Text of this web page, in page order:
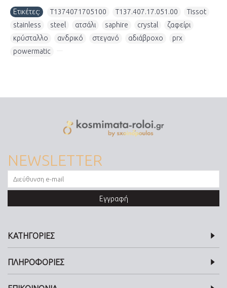
Ετικέτες: T1374071705100 T137.407.17.051.00 Tissot
stainless
steel ατσάλι saphire crystal ζαφείρι
κρύσταλλο
ανδρικό στεγανό αδιάβροχο prx
powermatic
NEWSLETTER
Εγγραφή
ΚΑΤΗΓΟΡΙΕΣ
ΠΛΗΡΟΦΟΡΙΕΣ